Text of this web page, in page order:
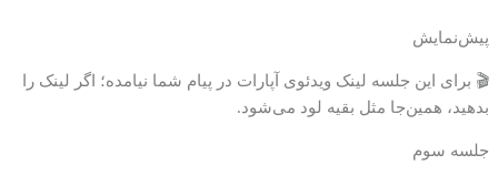
پیش‌نمایش
🎬 برای این جلسه لینک ویدئوی آپارات در پیام شما نیامده؛ اگر لینک را
بدهید، همین‌جا مثل بقیه لود می‌شود.
جلسه سوم